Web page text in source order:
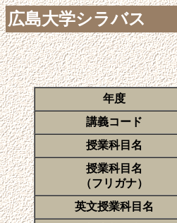
広島大学シラバス
年度
講義コード
授業科目名
授業科目名
（フリガナ）
英文授業科目名